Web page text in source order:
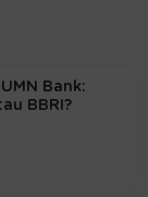
Bank:
BBRI?